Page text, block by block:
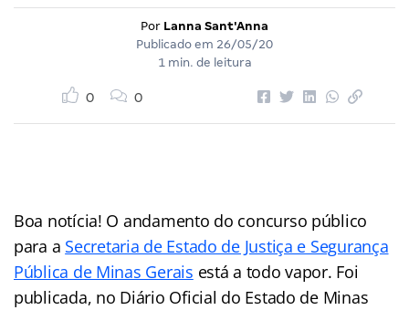
Por Lanna Sant'Anna
Publicado em 26/05/20
1 min. de leitura
0 0
Boa notícia! O andamento do concurso público
para a Secretaria de Estado de Justiça e Segurança
Pública de Minas Gerais está a todo vapor. Foi
publicada, no Diário Oficial do Estado de Minas